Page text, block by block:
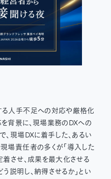
人手不足への対応や厳格化
背景に、現場業務のDXへの
現場DXに着手した、あるい
場責任者の多くが「導入した
着させ、成果を最大化させる
説明し、納得させるか」とい